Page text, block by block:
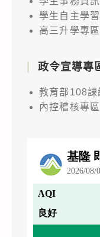
學生自主學
高三升學專區
政令宣導專
教育部108課
內控稽核專區